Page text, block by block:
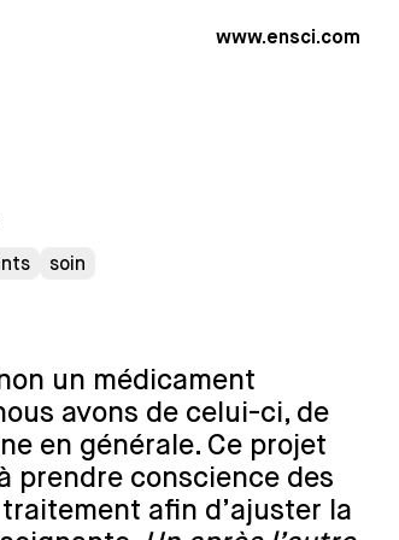
www.ensci.com
soin
un médicament
avons de celui-ci, de
en générale. Ce projet
prendre conscience des
afin d’ajuster la